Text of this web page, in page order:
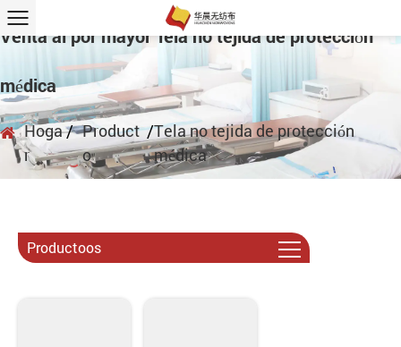
Venta al por mayor Tela no tejida de protección
médica
Hoga
r
/ Product
o
/Tela no tejida de protección
médica
Productoos